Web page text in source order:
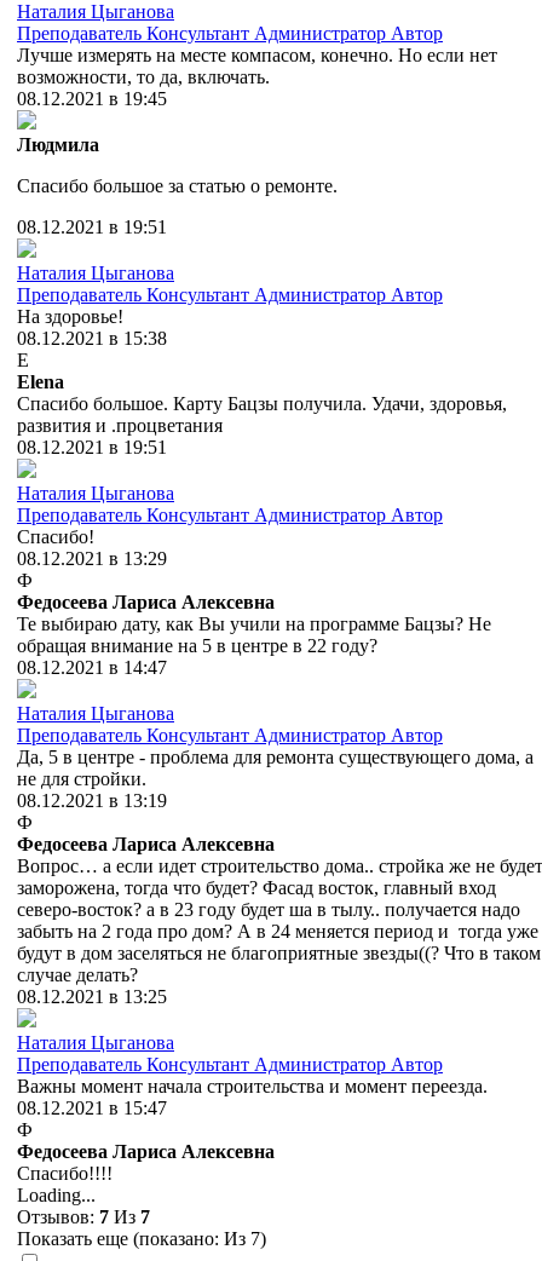
Наталия Цыганова
Преподаватель Консультант Администратор Автор
Лучше измерять на месте компасом, конечно. Но если нет
возможности, то да, включать.
08.12.2021 в 19:45
Людмила
Спасибо большое за статью о ремонте.
08.12.2021 в 19:51
Наталия Цыганова
Преподаватель Консультант Администратор Автор
На здоровье!
08.12.2021 в 15:38
E
Elena
Спасибо большое. Карту Бацзы получила. Удачи, здоровья,
развития и .процветания
08.12.2021 в 19:51
Наталия Цыганова
Преподаватель Консультант Администратор Автор
Спасибо!
08.12.2021 в 13:29
Ф
Федосеева Лариса Алексевна
Те выбираю дату, как Вы учили на программе Бацзы? Не
обращая внимание на 5 в центре в 22 году?
08.12.2021 в 14:47
Наталия Цыганова
Преподаватель Консультант Администратор Автор
Да, 5 в центре - проблема для ремонта существующего дома, а
не для стройки.
08.12.2021 в 13:19
Ф
Федосеева Лариса Алексевна
Вопрос… а если идет строительство дома.. стройка же не будет
заморожена, тогда что будет? Фасад восток, главный вход
северо-восток? а в 23 году будет ша в тылу.. получается надо
забыть на 2 года про дом? А в 24 меняется период и тогда уже
будут в дом заселяться не благоприятные звезды((? Что в таком
случае делать?
08.12.2021 в 13:25
Наталия Цыганова
Преподаватель Консультант Администратор Автор
Важны момент начала строительства и момент переезда.
08.12.2021 в 15:47
Ф
Федосеева Лариса Алексевна
Спасибо!!!!
Loading...
Отзывов: 7 Из 7
Показать еще (показано: Из 7)